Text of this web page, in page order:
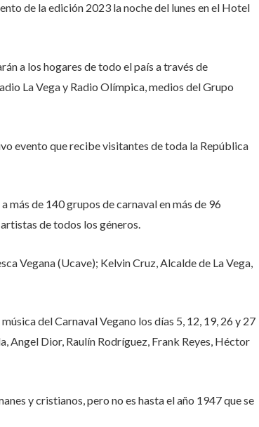
de la edición 2023 la noche del lunes en el Hotel
a los hogares de todo el país a través de
La Vega y Radio Olímpica, medios del Grupo
evento que recibe visitantes de toda la República
de 140 grupos de carnaval en más de 96
de todos los géneros.
Vegana (Ucave); Kelvin Cruz, Alcalde de La Vega,
del Carnaval Vegano los días 5, 12, 19, 26 y 27
Angel Dior, Raulín Rodríguez, Frank Reyes, Héctor
y cristianos, pero no es hasta el año 1947 que se